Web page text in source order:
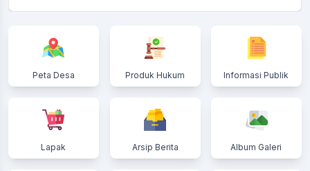
Peta Desa Produk Hukum Informasi Publik
Lapak Arsip Berita Album Galeri